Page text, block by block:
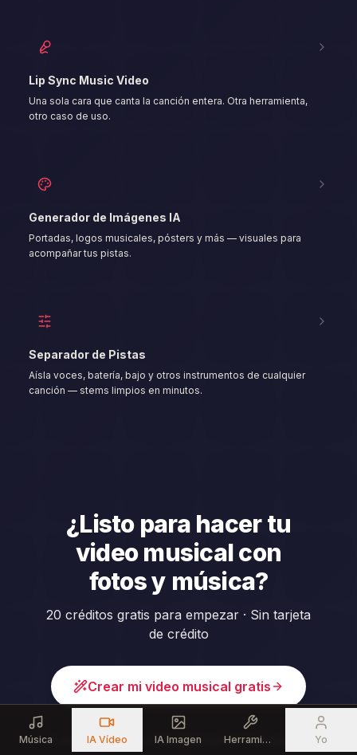
Lip Sync Music Video
Una sola cara que canta la canción entera. Otra herramienta,
otro caso de uso.
Generador de Imágenes IA
Portadas, logos musicales, pósters y más — visuales para
acompañar tus pistas.
Separador de Pistas
Aísla voces, batería, bajo y otros instrumentos de cualquier
canción — stems limpios en minutos.
¿Listo para hacer tu
video musical con
fotos y música?
20 créditos gratis para empezar · Sin tarjeta
de crédito
Crear mi video musical gratis
O explora todas las herramientas de IA musical →
Música IA Vídeo IA Imagen Herramientas Yo